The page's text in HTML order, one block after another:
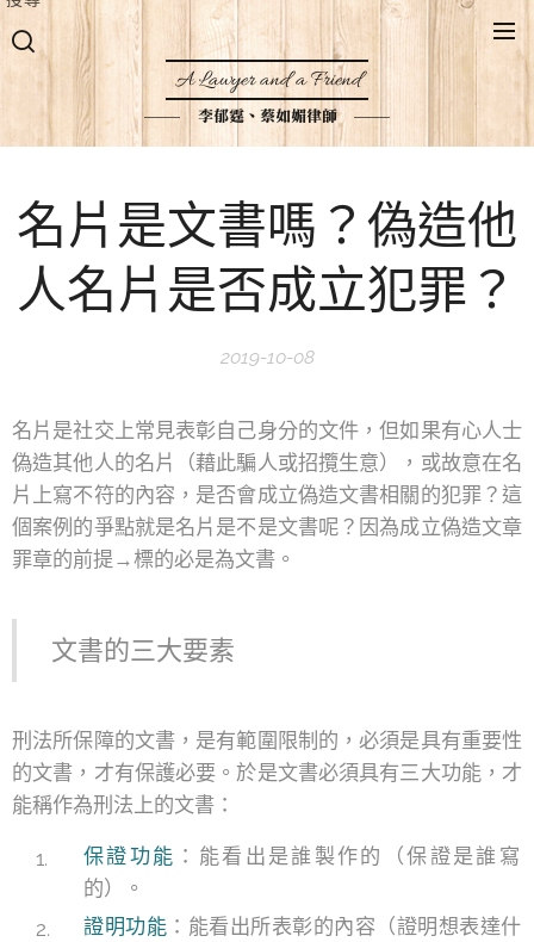
A Lawyer and a Friend
李郁霆、蔡如媚律師
名片是文書嗎？偽造他
人名片是否成立犯罪？
2019-10-08
名片是社交上常見表彰自己身分的文件，但如果有心人士
偽造其他人的名片（藉此騙人或招攬生意），或故意在名
片上寫不符的內容，是否會成立偽造文書相關的犯罪？這
個案例的爭點就是名片是不是文書呢？因為成立偽造文章
罪章的前提→標的必是為文書。
文書的三大要素
刑法所保障的文書，是有範圍限制的，必須是具有重要性
的文書，才有保護必要。於是文書必須具有三大功能，才
能稱作為刑法上的文書：
保證功能 ：能看出是誰製作的（保證是誰寫
的）。
證明功能 ：能看出所表彰的內容（證明想表達什